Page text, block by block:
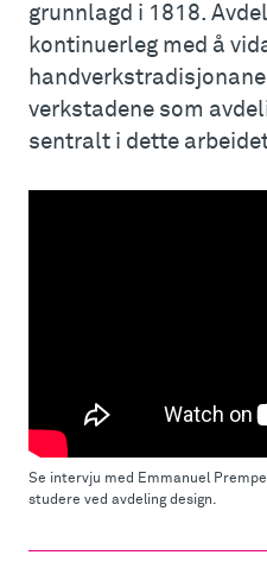
grunnlagd i 1818.
kontinuerleg med å
verkstadene som
sentralt i dette
Se intervju med Emmanuel
studere ved avdeling design.